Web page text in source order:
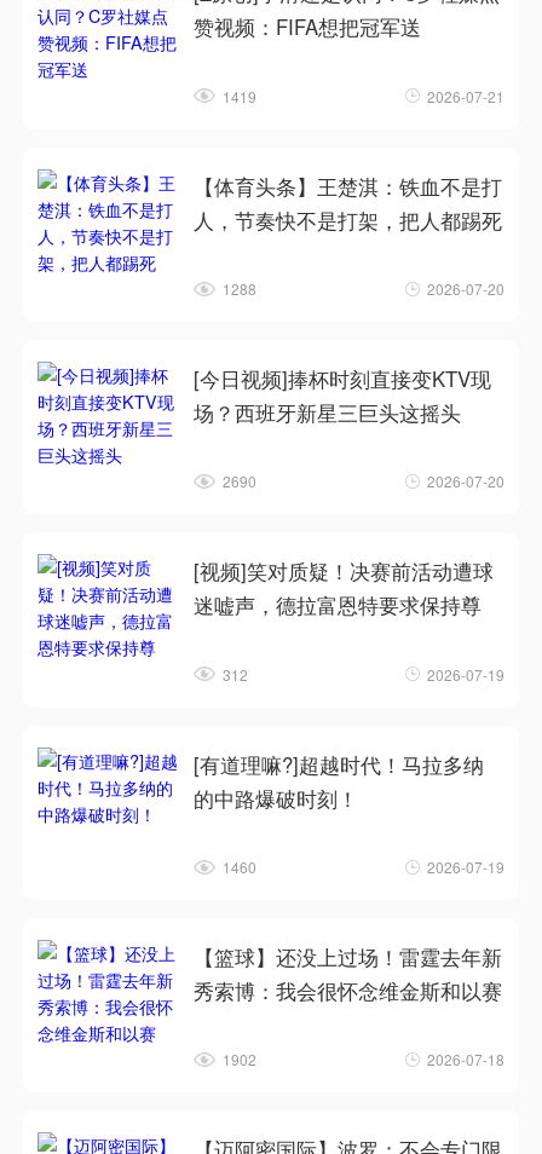
赞视频：FIFA想把冠军送
1419 2026-07-21
【体育头条】王楚淇：铁血不是打
人，节奏快不是打架，把人都踢死
1288 2026-07-20
[今日视频]捧杯时刻直接变KTV现
场？西班牙新星三巨头这摇头
2690 2026-07-20
[视频]笑对质疑！决赛前活动遭球
迷嘘声，德拉富恩特要求保持尊
312 2026-07-19
[有道理嘛?]超越时代！马拉多纳
的中路爆破时刻！
1460 2026-07-19
【篮球】还没上过场！雷霆去年新
秀索博：我会很怀念维金斯和以赛
1902 2026-07-18